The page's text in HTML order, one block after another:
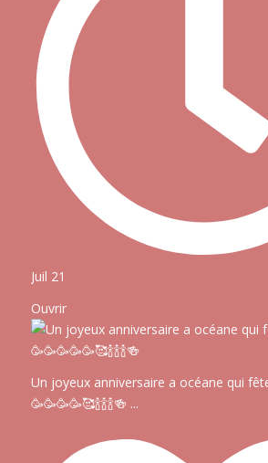
Juil 21
Ouvrir
Un joyeux anniversaire a océane qui
🥳🥳🥳🥳🥰🍾🍾🍾🍻 ...